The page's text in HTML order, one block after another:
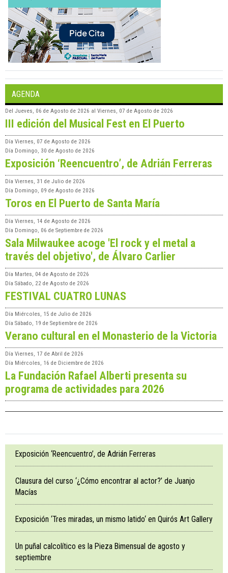
AGENDA
Del Jueves, 06 de Agosto de 2026 al Viernes, 07 de Agosto de 2026
III edición del Musical Fest en El Puerto
Día Viernes, 07 de Agosto de 2026
Día Domingo, 30 de Agosto de 2026
Exposición ‘Reencuentro’, de Adrián Ferreras
Día Viernes, 31 de Julio de 2026
Día Domingo, 09 de Agosto de 2026
Toros en El Puerto de Santa María
Día Viernes, 14 de Agosto de 2026
Día Domingo, 06 de Septiembre de 2026
Sala Milwaukee acoge 'El rock y el metal a
través del objetivo', de Álvaro Carlier
Día Martes, 04 de Agosto de 2026
Día Sábado, 22 de Agosto de 2026
FESTIVAL CUATRO LUNAS
Día Miércoles, 15 de Julio de 2026
Día Sábado, 19 de Septiembre de 2026
Verano cultural en el Monasterio de la Victoria
Día Viernes, 17 de Abril de 2026
Día Miércoles, 16 de Diciembre de 2026
La Fundación Rafael Alberti presenta su
programa de actividades para 2026
Exposición ‘Reencuentro’, de Adrián Ferreras
Clausura del curso ‘¿Cómo encontrar al actor?’ de Juanjo
Macías
Exposición ‘Tres miradas, un mismo latido‘ en Quirós Art Gallery
Un puñal calcolítico es la Pieza Bimensual de agosto y
septiembre